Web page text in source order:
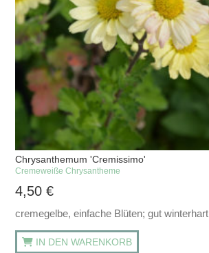
Chrysanthemum 'Cremissimo'
Cremeweiße Chrysantheme
4,50€
cremegelbe, einfache Blüten; gut winterhart
IN DEN WARENKORB